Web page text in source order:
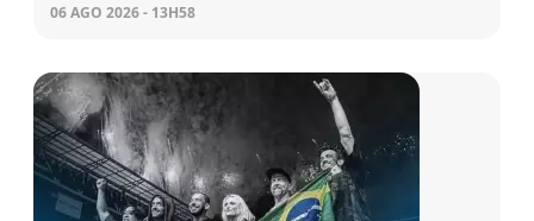
06 AGO 2026 - 13H58